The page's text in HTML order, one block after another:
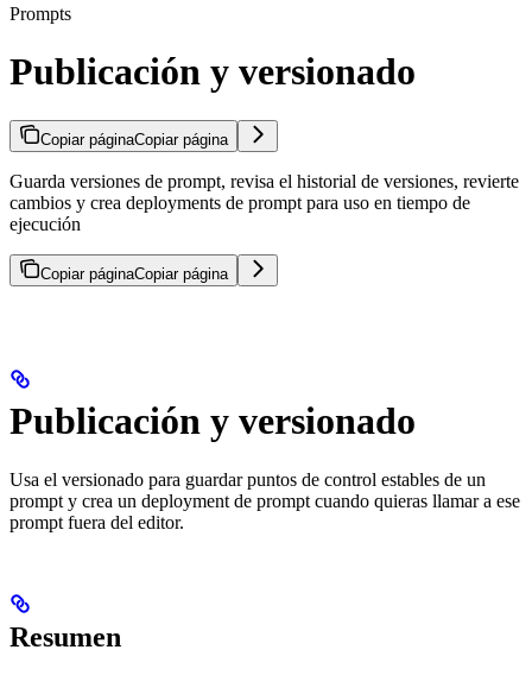
Prompts
Publicación y versionado
Copiar páginaCopiar página
Guarda versiones de prompt, revisa el historial de versiones, revierte
cambios y crea deployments de prompt para uso en tiempo de
ejecución
Copiar páginaCopiar página
Publicación y versionado
Usa el versionado para guardar puntos de control estables de un
prompt y crea un deployment de prompt cuando quieras llamar a ese
prompt fuera del editor.
Resumen